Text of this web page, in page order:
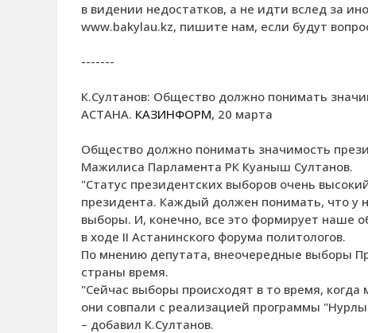
в видении недостатков, а не идти вслед за
www.bakylau.kz, пишите нам, если будут
-------
К.Султанов: Общество должно понимать
АСТАНА. КАЗИНФОРМ, 20 марта
Общество должно понимать значимость
Мажилиса Парламента РК Куаныш Султанов.
"Статус президентских выборов очень
президента. Каждый должен понимать, что у
выборы. И, конечно, все это формирует наше
в ходе II Астанинского форума политологов.
По мнению депутата, внеочередные выборы
страны время.
"Сейчас выборы происходят в то время,
они совпали с реализацией программы
– добавил К.Султанов.